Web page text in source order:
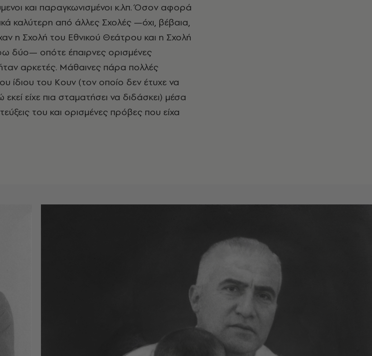
και παραγκωνισμένοι κ.λπ. Όσον αφορά
καλύτερη από άλλες Σχολές —όχι, βέβαια,
η Σχολή του Εθνικού Θεάτρου και η Σχολή
δύο— οπότε έπαιρνες ορισμένες
αρκετές. Μάθαινες πάρα πολλές
ίδιου του Κουν (τον οποίο δεν έτυχε να
είχε πια σταματήσει να διδάσκει) μέσα
του και ορισμένες πρόβες που είχα